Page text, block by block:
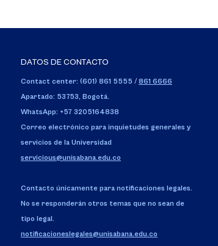
DATOS DE CONTACTO
Contact center: (601) 861 5555 / 861 6666
Apartado: 53753, Bogotá.
WhatsApp: +57 3205164838
Correo electrónico para inquietudes generales y
servicios de la Universidad
servicious@unisabana.edu.co
Contacto únicamente para notificaciones legales.
No se responderán otros temas que no sean de
tipo legal.
notificacioneslegales@unisabana.edu.co